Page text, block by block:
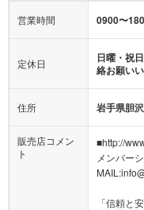
営業時間 0900〜
定休日
日曜・祝
絡お願い
住所 岩手県胆
販売店コメン
ト
■http://
メンバー
「信頼と